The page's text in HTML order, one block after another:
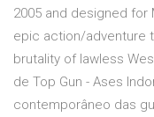
2005 and designed for
epic action/adventure
brutality of lawless
de Top Gun - Ases
contemporâneo das